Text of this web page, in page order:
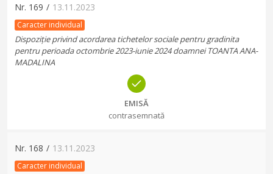
Nr. 169 / 13.11.2023
Caracter individual
Dispoziție privind acordarea tichetelor sociale pentru gradinita
pentru perioada octombrie 2023-iunie 2024 doamnei TOANTA ANA-
MADALINA
EMISĂ
contrasemnată
Nr. 168 / 13.11.2023
Caracter individual